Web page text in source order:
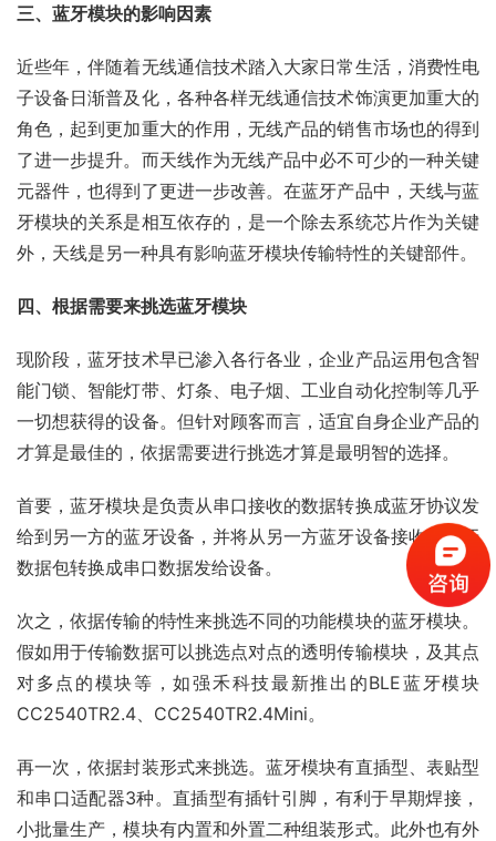
三、蓝牙模块的影响因素
近些年，伴随着无线通信技术踏入大家日常生活，消费性电
子设备日渐普及化，各种各样无线通信技术饰演更加重大的
角色，起到更加重大的作用，无线产品的销售市场也的得到
了进一步提升。而天线作为无线产品中必不可少的一种关键
元器件，也得到了更进一步改善。在蓝牙产品中，天线与蓝
牙模块的关系是相互依存的，是一个除去系统芯片作为关键
外，天线是另一种具有影响蓝牙模块传输特性的关键部件。
四、根据需要来挑选蓝牙模块
现阶段，蓝牙技术早已渗入各行各业，企业产品运用包含智
能门锁、智能灯带、灯条、电子烟、工业自动化控制等几乎
一切想获得的设备。但针对顾客而言，适宜自身企业产品的
才算是最佳的，依据需要进行挑选才算是最明智的选择。
首要，蓝牙模块是负责从串口接收的数据转换成蓝牙协议发
给到另一方的蓝牙设备，并将从另一方蓝牙设备接收的蓝牙
数据包转换成串口数据发给设备。
次之，依据传输的特性来挑选不同的功能模块的蓝牙模块。
假如用于传输数据可以挑选点对点的透明传输模块，及其点
对多点的模块等，如强禾科技最新推出的BLE蓝牙模块
CC2540TR2.4、CC2540TR2.4Mini。
再一次，依据封装形式来挑选。蓝牙模块有直插型、表贴型
和串口适配器3种。直插型有插针引脚，有利于早期焊接，
小批量生产，模块有内置和外置二种组装形式。此外也有外